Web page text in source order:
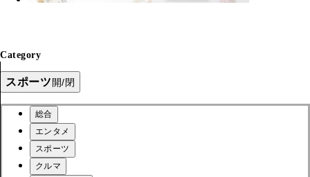
Category
スポーツ開/閉
総合
エンタメ
スポーツ
クルマ